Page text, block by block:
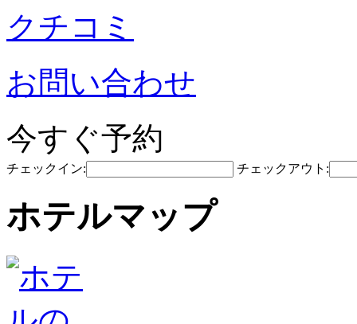
クチコミ
お問い合わせ
今すぐ予約
チェックイン: チェックアウト:
ホテルマップ